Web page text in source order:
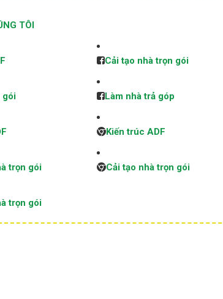
TÔI
gói
Cải tạo nhà trọn gói
Làm nhà trả góp
trọn gói
Kiến trúc ADF
Cải tạo nhà trọn gói
trọn gói